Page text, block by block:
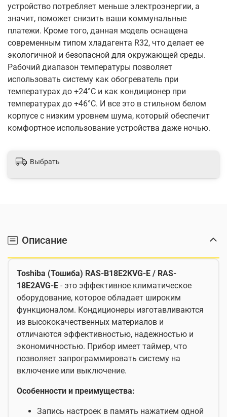
устройство потребляет меньше электроэнергии, а
значит, поможет снизить ваши коммунальные
платежи. Кроме того, данная модель оснащена
современным типом хладагента R32, что делает ее
экологичной и безопасной для окружающей среды.
Рабочий диапазон температуры позволяет
использовать систему как обогреватель при
температурах до +24°C и как кондиционер при
температурах до +46°C. И все это в стильном белом
корпусе с низким уровнем шума, который обеспечит
комфортное использование устройства даже ночью.
Выбрать
Описание
Toshiba (Тошиба) RAS-B18E2KVG-E / RAS-
18E2AVG-E - это эффективное климатическое
оборудование, которое обладает широким
функционалом. Кондиционеры изготавливаются
из высококачественных материалов и
отличаются эффективностью, надежностью и
экономичностью. Прибор имеет таймер, что
позволяет запрограммировать систему на
включение или выключение.
Особенности и преимущества:
Запись настроек в память нажатием одной